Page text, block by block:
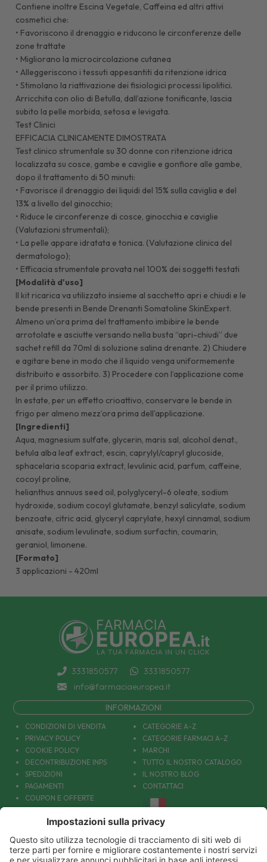
Contiene inoltre Escina Vegetale, Caffeina ed altri attivi
cosmetici che:
• Favoriscono il drenaggio e riducono le circonferenze delle
zone trattate
• Migliorano la microcircolazione cutanea
• Alleggeriscono i tessuti appesantiti da ritenzione idrica
• Stimolano la riattivazione dei fisiologici processi lipolitici.
Arricchita con olio di Betulla, dall’azione tonificante, lascia
subito la pelle morbida, setosa e levigata.
Test Clinici
EFFICACIA CLINICAMENTE DIMOSTRATA
Test clinico strumentale su 30 donne con ritenzione idrica
localizzata su cosce, gambe e caviglie e gonfiore alle gambe,
dopo il trattamento di 50 minuti:
• Favorisce il drenaggio dei liquidi del 15% sulla caviglia e del
13% a livello del ginocchio;
• Riduce le circonferenze di cosce, ginocchia e caviglie
(Valutazioni strumentali);
• La pelle appare idratata e tonica. (Valutazione clinica del
dermatologo);
• Efficacia strumentale provata nel 100% dei soggetti testati
[Modalità d'uso]
Il kit ricarica va utilizzato insieme al sacchetto apri e chiudi e le
bende presenti in Bende Drenanti Somatoline SkinExpert.
Almeno un’ora prima del trattamento imbibire le bende
arrotolate e asciutte versando nella busta “apri-chiudi” due
sachet refill da 70ml di soluzione salina drenante. 2) Chiudere
e agitare bene in modo che il liquido venga uniformemente
distribuito e assorbito. 3) Procedere con l’applicazione come
per il primo utilizzo.
In estate, per un effetto crioattivo, conservare le bende in
frigo per almeno mezz’ora prima dell’applicazione.
[Ingredienti]
Aqua, magnesium sulfate, glycerin, maris sal, alcohol denat.,
betula alba leaf extract, escin, caprylyl/capryl glucoside,
sphacelaria scoparia extract, levulinic acid, parfum, caffeine,
cocoyl proline,
helianthus annuus seed oil, polyglyceryl-6 oleate, sodium
hydroxide, sodium cocoyl glutamate, benzyl salicylate, sodium
benzoate, citric acid, glyceryl caprylate, hexyl cinnamal, sodium
anisate, sodium levulinate, sodium surfactin, coumarin,
geraniol, limonene.
[Formato]
3 applicazioni - 420ml
3331850577
3331850577
info@farmaciaeuropea.it
INFORMAZIONI
CONDIZIONI DI VENDITA
PRIVACY POLICY
COOKIE POLICY
DECONTRIBUZIONE INPS
SPEDIZIONI
PAGAMENTI
COUPON E OFFERTE
PATOLOGIE: CAUSE E RIMEDI
CATEGORIE A-Z
CATEGORIE FARMACI A-Z
MARCHI
TUTTO IL NOSTRO CATALOGO
IL NOSTRO BLOG
CONTATTACI
DIVENTIAMO AMICI!